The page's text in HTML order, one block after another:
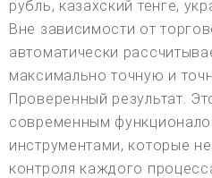
рубль, казахский тенге,
Вне зависимости от
автоматически
максимально точную и
Проверенный результат.
современным
инструментами, которые
контроля каждого